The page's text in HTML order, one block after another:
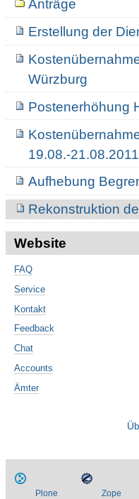
Anträge
Erstellung der
Würzburg
Postenerhöhung
19.08.-21.08.2011
Aufhebung
Rekonstruktion
Website
FAQ
Service
Kontakt
Feedback
Chat
Accounts
Ämter
Plone Zope